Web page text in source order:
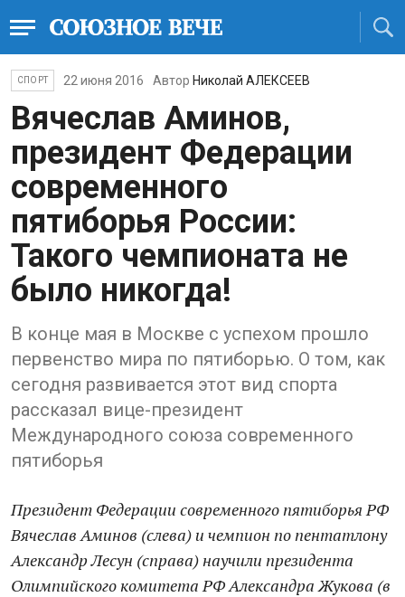
СПОРТ 22 июня 2016 Автор Николай АЛЕКСЕЕВ
Вячеслав Аминов,
президент Федерации
современного
пятиборья России:
Такого чемпионата не
было никогда!
В конце мая в Москве с успехом прошло
первенство мира по пятиборью. О том, как
сегодня развивается этот вид спорта
рассказал вице-президент
Международного союза современного
пятиборья
Президент Федерации современного пятиборья РФ
Вячеслав Аминов (слева) и чемпион по пентатлону
Александр Лесун (справа) научили президента
Олимпийского комитета РФ Александра Жукова (в